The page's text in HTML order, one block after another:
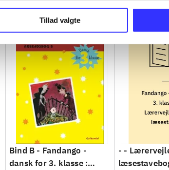
Tillad valgte
Bind B - Fandango -
dansk for 3. klasse :
- -